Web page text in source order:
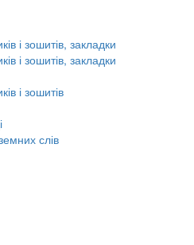
і зошитів, закладки
і зошитів, закладки
і зошитів
слів